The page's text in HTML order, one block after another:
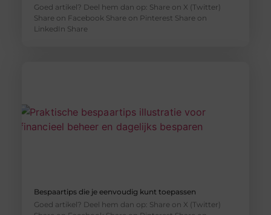
Goed artikel? Deel hem dan op: Share on X (Twitter)
Share on Facebook Share on Pinterest Share on
LinkedIn Share
Bespaartips die je eenvoudig kunt toepassen
Goed artikel? Deel hem dan op: Share on X (Twitter)